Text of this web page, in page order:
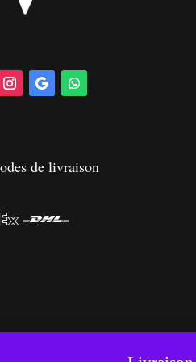
de livraison

Ce